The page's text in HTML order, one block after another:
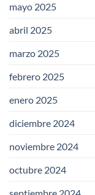
mayo 2025
abril 2025
marzo 2025
febrero 2025
enero 2025
diciembre 2024
noviembre 2024
octubre 2024